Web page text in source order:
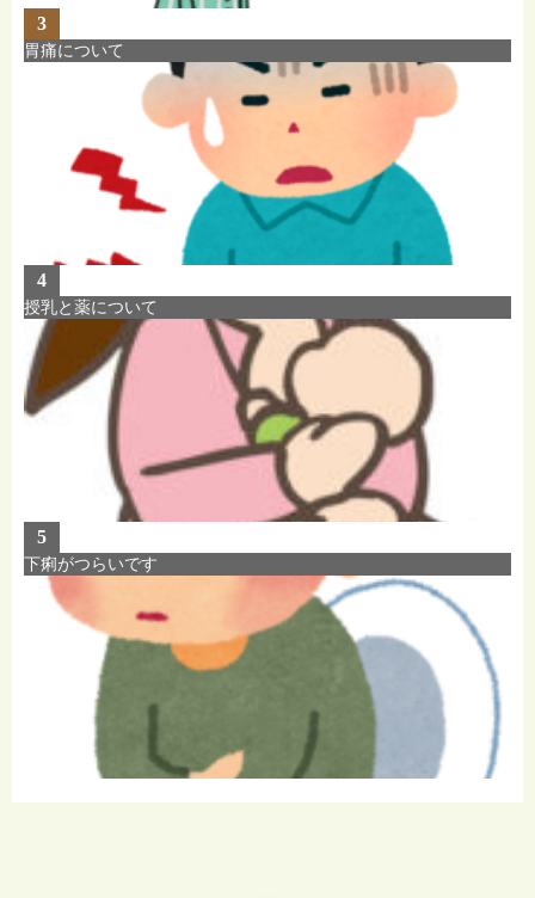
3
胃痛について
4
授乳と薬について
5
下痢がつらいです